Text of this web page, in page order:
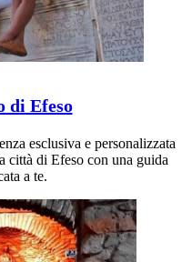
di Efeso
esclusiva e personalizzata
città di Efeso con una guida
a te.